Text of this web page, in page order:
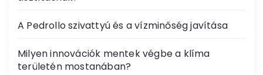
A Pedrollo szivattyú és a vízminőség javítása
Milyen innovációk mentek végbe a klíma
területén mostanában?